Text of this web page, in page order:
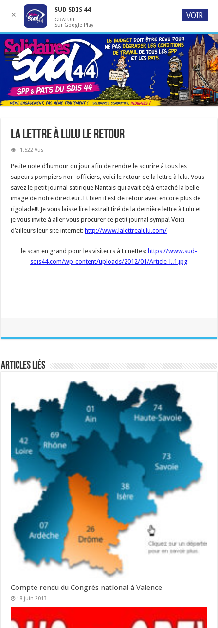
La lettre à LuLu le retour
1,522 Vus
Petite note d’humour du jour afin de rendre le sourire à tous les
sapeurs pompiers non-officiers, voici le retour de la lettre à lulu. Vous
savez le petit journal satirique Nantais qui avait déjà entaché la belle
image de notre directeur. Et bien il est de retour avec encore plus de
rigolade!!! Je vous laisse lire l’extrait tiré de la dernière lettre à Lulu et
je vous invite à aller vous procurer ce petit journal sympa! Voici
d’ailleurs leur site internet: http://www.lalettrealulu.com/
le scan en grand pour les visiteurs à Lunettes: https://www.sud-
sdis44.com/wp-content/uploads/2012/01/Article-l..1.jpg
Articles liés
Compte rendu du Congrès national à Valence
18 juin 2013
✕
SUD SDIS 44
GRATUIT
Sur Google Play
VOIR